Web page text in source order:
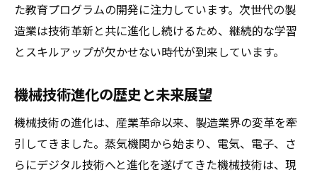
た教育プログラムの開発に注力しています。次世代の製
造業は技術革新と共に進化し続けるため、継続的な学習
とスキルアップが欠かせない時代が到来しています。
機械技術進化の歴史と未来展望
機械技術の進化は、産業革命以来、製造業界の変革を牽
引してきました。蒸気機関から始まり、電気、電子、さ
らにデジタル技術へと進化を遂げてきた機械技術は、現